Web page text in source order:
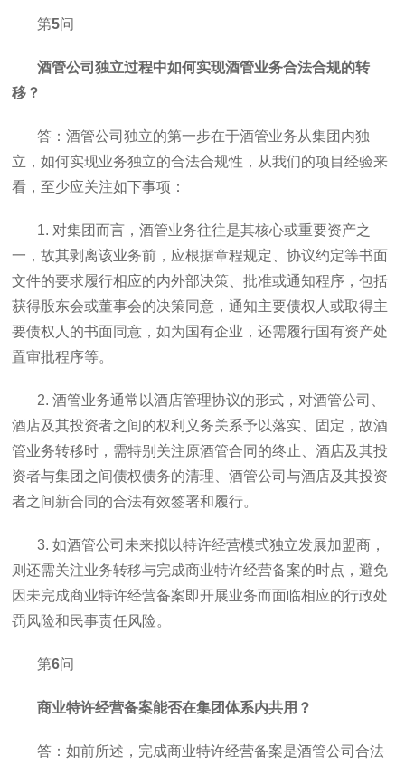
第5问
酒管公司独立过程中如何实现酒管业务合法合规的转
移？
答：酒管公司独立的第一步在于酒管业务从集团内独
立，如何实现业务独立的合法合规性，从我们的项目经验来
看，至少应关注如下事项：
1. 对集团而言，酒管业务往往是其核心或重要资产之
一，故其剥离该业务前，应根据章程规定、协议约定等书面
文件的要求履行相应的内外部决策、批准或通知程序，包括
获得股东会或董事会的决策同意，通知主要债权人或取得主
要债权人的书面同意，如为国有企业，还需履行国有资产处
置审批程序等。
2. 酒管业务通常以酒店管理协议的形式，对酒管公司、
酒店及其投资者之间的权利义务关系予以落实、固定，故酒
管业务转移时，需特别关注原酒管合同的终止、酒店及其投
资者与集团之间债权债务的清理、酒管公司与酒店及其投资
者之间新合同的合法有效签署和履行。
3. 如酒管公司未来拟以特许经营模式独立发展加盟商，
则还需关注业务转移与完成商业特许经营备案的时点，避免
因未完成商业特许经营备案即开展业务而面临相应的行政处
罚风险和民事责任风险。
第6问
商业特许经营备案能否在集团体系内共用？
答：如前所述，完成商业特许经营备案是酒管公司合法